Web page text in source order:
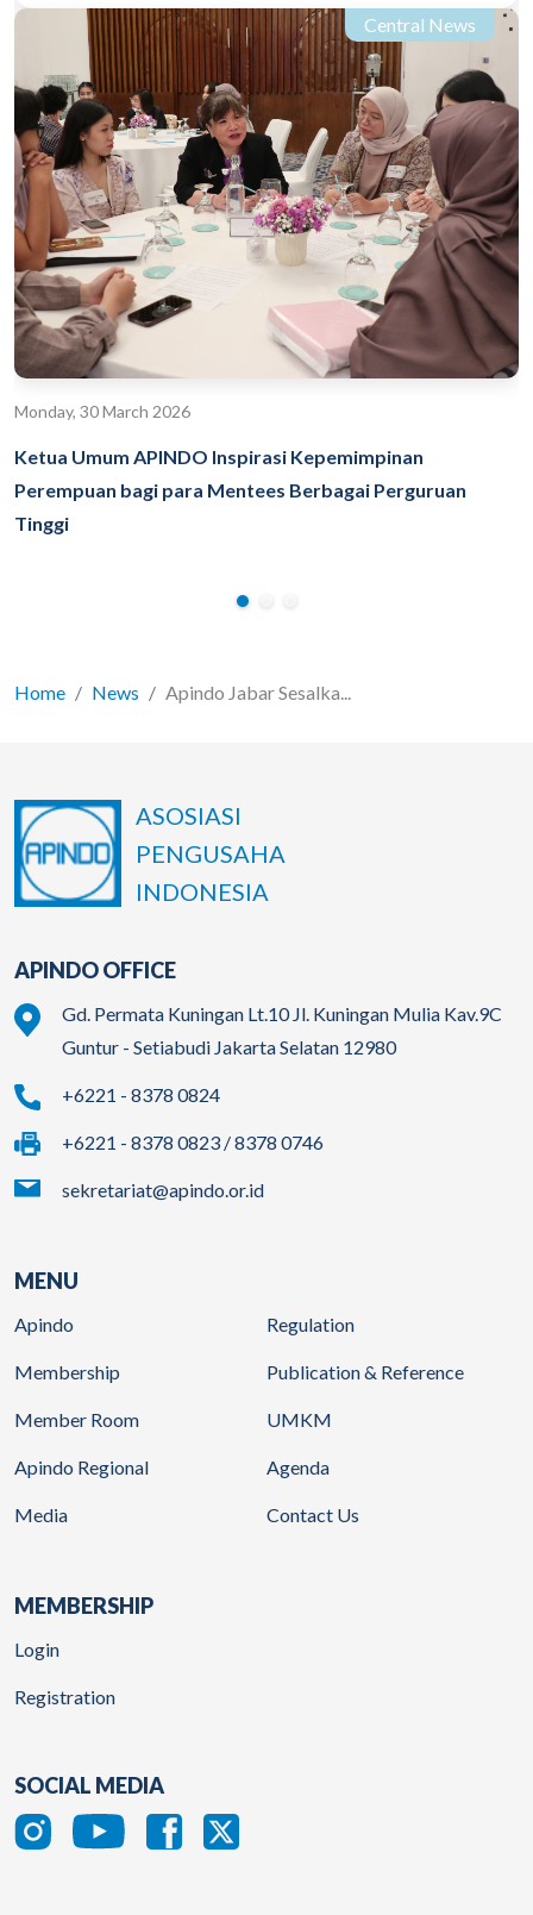
Central News
Monday, 30 March 2026
Ketua Umum APINDO Inspirasi Kepemimpinan
Perempuan bagi para Mentees Berbagai Perguruan
Tinggi
Home News Apindo Jabar Sesalka...
ASOSIASI
PENGUSAHA
INDONESIA
APINDO OFFICE
Gd. Permata Kuningan Lt.10 Jl. Kuningan Mulia Kav.9C
Guntur - Setiabudi Jakarta Selatan 12980
+6221 - 8378 0824
+6221 - 8378 0823 / 8378 0746
sekretariat@apindo.or.id
MENU
Apindo
Membership
Member Room
Apindo Regional
Media
Regulation
Publication & Reference
UMKM
Agenda
Contact Us
MEMBERSHIP
Login
Registration
SOCIAL MEDIA